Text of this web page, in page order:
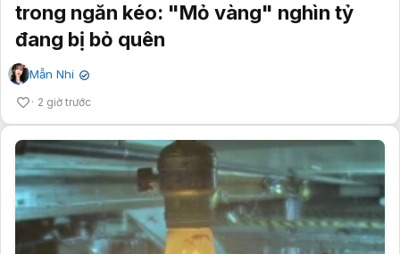
trong ngăn kéo: "Mỏ vàng" nghìn tỷ
đang bị bỏ quên
Mẫn Nhi ✔
2 giờ trước